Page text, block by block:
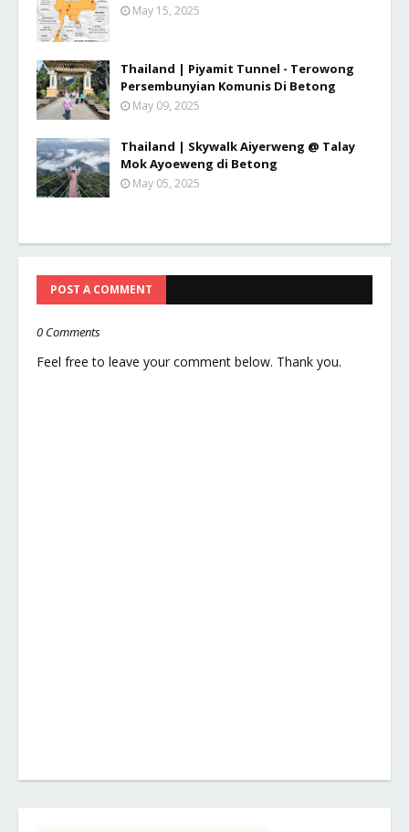
May 15, 2025
Thailand | Piyamit Tunnel - Terowong
Persembunyian Komunis Di Betong
May 09, 2025
Thailand | Skywalk Aiyerweng @ Talay
Mok Ayoeweng di Betong
May 05, 2025
POST A COMMENT
0 Comments
Feel free to leave your comment below. Thank you.